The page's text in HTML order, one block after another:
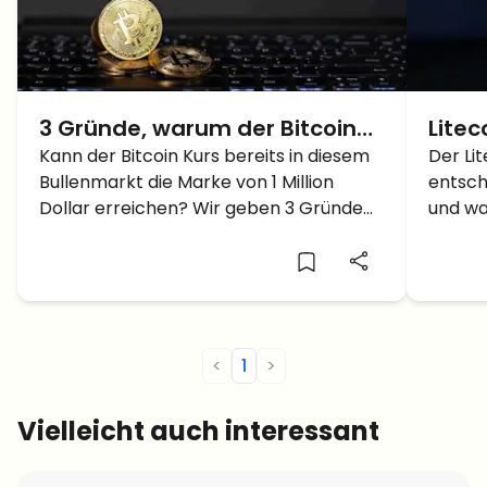
3 Gründe, warum der Bitcoin
Kurs schon in diesem
Bullenmarkt 1 Million Dollar
erreichen könnte
Kann der Bitcoin Kurs bereits in diesem
Bullenmarkt die Marke von 1 Million
Dollar erreichen? Wir geben 3 Gründe
sich
oder
Der
und
< 1 >
Vielleicht auch interessant